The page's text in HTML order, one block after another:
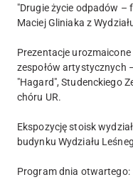
"Drugie życie odpadów –
Maciej Gliniaka z
Prezentacje
zespołów artystycznych
"Hagard", Studenckiego
chóru UR.
Ekspozycję stoisk
budynku Wydziału
Program dnia otwartego: